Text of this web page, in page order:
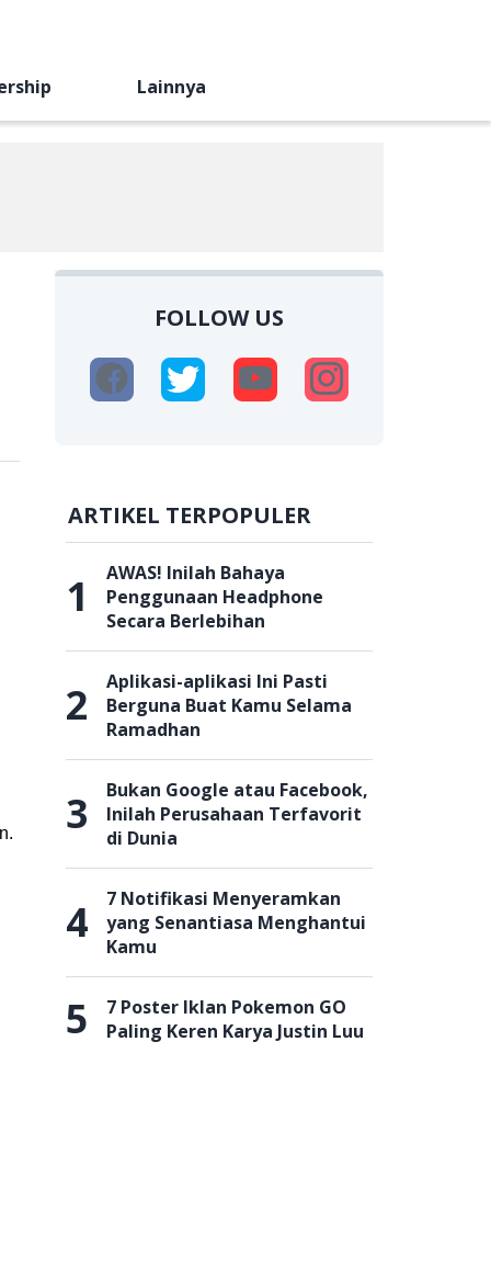
Lainnya
FOLLOW US
ARTIKEL TERPOPULER
1
AWAS! Inilah Bahaya
Penggunaan Headphone
Secara Berlebihan
2
Aplikasi-aplikasi Ini Pasti
Berguna Buat Kamu Selama
Ramadhan
3
Bukan Google atau Facebook,
Inilah Perusahaan Terfavorit
di Dunia
4
7 Notifikasi Menyeramkan
yang Senantiasa Menghantui
Kamu
5
7 Poster Iklan Pokemon GO
Paling Keren Karya Justin Luu